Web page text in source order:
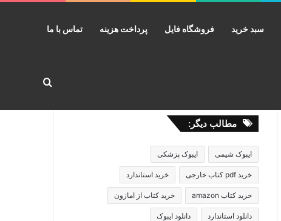
سبد خرید فروشگاه فایل پرداخت هزینه تماس با ما
جستجو
مطالب دیگر:
ایبوک شیمی ایبوک پزشکی
خرید pdf کتاب خارجی خرید استاندارد
خرید کتاب amazon خرید کتاب از امازون
دانلود استاندارد دانلود ایبوک